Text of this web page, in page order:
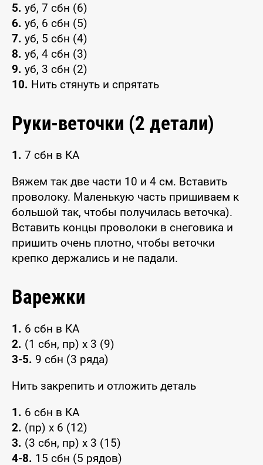
5. уб, 7 сбн (6)
6. уб, 6 сбн (5)
7. уб, 5 сбн (4)
8. уб, 4 сбн (3)
9. уб, 3 сбн (2)
10. Нить стянуть и спрятать
Руки-веточки (2 детали)
1. 7 сбн в КА
Вяжем так две части 10 и 4 см. Вставить
проволоку. Маленькую часть пришиваем к
большой так, чтобы получилась веточка).
Вставить концы проволоки в снеговика и
пришить очень плотно, чтобы веточки
крепко держались и не падали.
Варежки
1. 6 сбн в КА
2. (1 сбн, пр) x 3 (9)
3-5. 9 сбн (3 ряда)
Нить закрепить и отложить деталь
1. 6 сбн в КА
2. (пр) x 6 (12)
3. (3 сбн, пр) x 3 (15)
4-8. 15 сбн (5 рядов)